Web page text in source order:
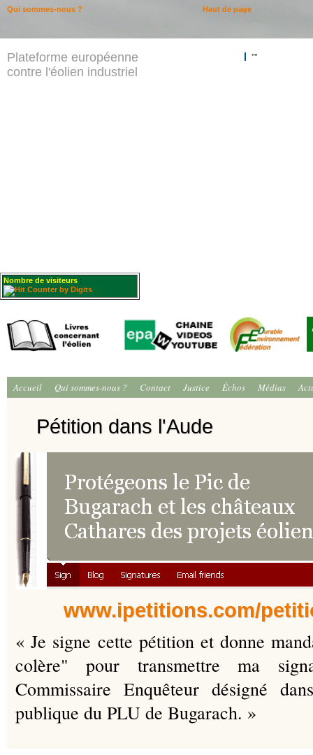
Plateforme européenne
contre l'éolien industriel
""
Nombre de visiteurs :
Accueil Qui sommes-nous ? Contact Justice Échos Médias
Pétition dans l'Aude
www.ipetitions.com/
« Je signe cette pétition et donne
colère" pour transmettre ma
Commissaire Enquêteur désigné
publique du PLU de Bugarach. »
Haut de page
Qui sommes-nous ?